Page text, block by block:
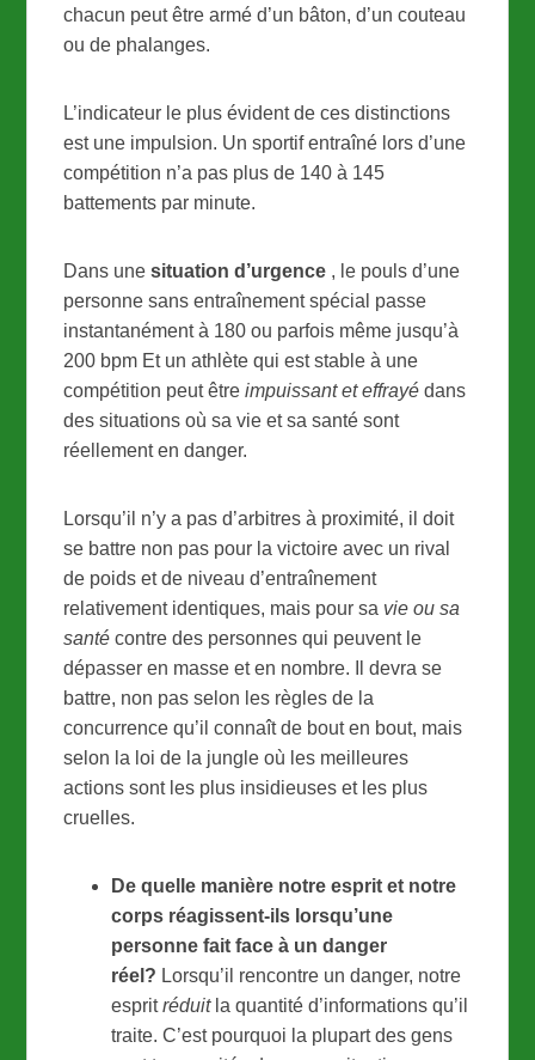
chacun peut être armé d’un bâton, d’un couteau
ou de phalanges.
L’indicateur le plus évident de ces distinctions
est une impulsion. Un sportif entraîné lors d’une
compétition n’a pas plus de 140 à 145
battements par minute.
Dans unesituation d’urgence , le pouls d’une
personne sans entraînement spécial passe
instantanément à 180 ou parfois même jusqu’à
200 bpm Et un athlète qui est stable à une
compétition peut êtreimpuissant et effrayé dans
des situations où sa vie et sa santé sont
réellement en danger.
Lorsqu’il n’y a pas d’arbitres à proximité, il doit
se battre non pas pour la victoire avec un rival
de poids et de niveau d’entraînement
relativement identiques, mais pour sa vie ou sa
santé contre des personnes qui peuvent le
dépasser en masse et en nombre. Il devra se
battre, non pas selon les règles de la
concurrence qu’il connaît de bout en bout, mais
selon la loi de la jungle où les meilleures
actions sont les plus insidieuses et les plus
cruelles.
De quelle manière notre esprit et notre
corps réagissent-ils lorsqu’une
personne fait face à un danger
réel? Lorsqu’il rencontre un danger, notre
espritréduitla quantité d’informations qu’il
traite. C’est pourquoi la plupart des gens